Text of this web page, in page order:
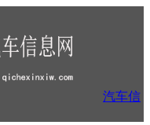
汽车信